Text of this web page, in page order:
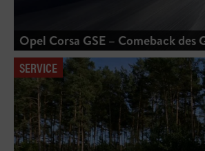
Opel Corsa GSE – Comeback des
SERVICE